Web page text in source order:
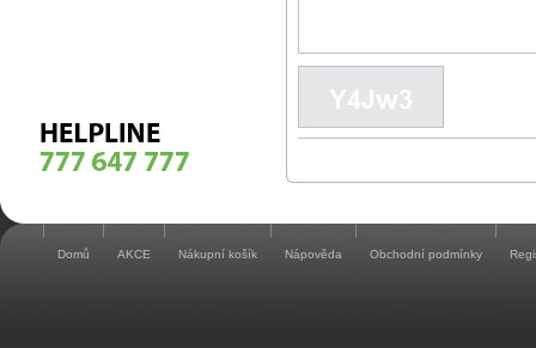
Domů AKCE Nákupní košík Nápověda Obchodní podmínky